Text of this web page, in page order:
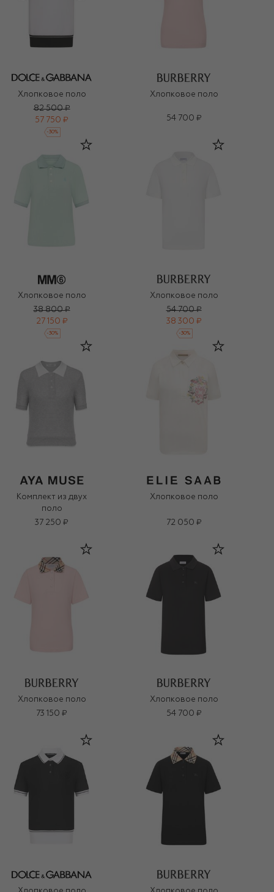
Хлопковое поло
82 500 ₽
57 750 ₽
-30%
Хлопковое поло
54 700 ₽
Хлопковое поло
38 800 ₽
27 150 ₽
-30%
Хлопковое поло
54 700 ₽
38 300 ₽
-30%
Комплект из двух
поло
37 250 ₽
Хлопковое поло
72 050 ₽
Хлопковое поло
73 150 ₽
Хлопковое поло
54 700 ₽